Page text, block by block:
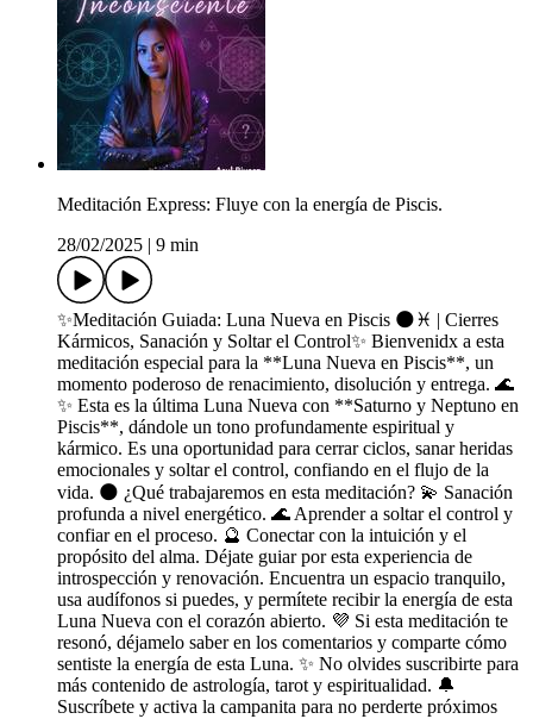
Meditación Express: Fluye con la energía de Piscis.
28/02/2025
9 min
✨Meditación Guiada: Luna Nueva en Piscis 🌑♓ | Cierres
Kármicos, Sanación y Soltar el Control✨ Bienvenidx a esta
meditación especial para la **Luna Nueva en Piscis**, un
momento poderoso de renacimiento, disolución y entrega. 🌊
✨ Esta es la última Luna Nueva con **Saturno y Neptuno en
Piscis**, dándole un tono profundamente espiritual y
kármico. Es una oportunidad para cerrar ciclos, sanar heridas
emocionales y soltar el control, confiando en el flujo de la
vida. 🌑 ¿Qué trabajaremos en esta meditación? 💫 Sanación
profunda a nivel energético. 🌊 Aprender a soltar el control y
confiar en el proceso. 🔮 Conectar con la intuición y el
propósito del alma. Déjate guiar por esta experiencia de
introspección y renovación. Encuentra un espacio tranquilo,
usa audífonos si puedes, y permítete recibir la energía de esta
Luna Nueva con el corazón abierto. 💜 Si esta meditación te
resonó, déjamelo saber en los comentarios y comparte cómo
sentiste la energía de esta Luna. ✨ No olvides suscribirte para
más contenido de astrología, tarot y espiritualidad. 🔔
Suscríbete y activa la campanita para no perderte próximos